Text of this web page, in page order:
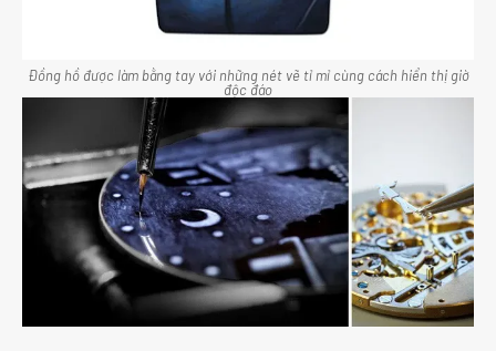
Đồng hồ được làm bằng tay với những nét vẽ tỉ mỉ cùng cách hiển thị giờ
độc đáo